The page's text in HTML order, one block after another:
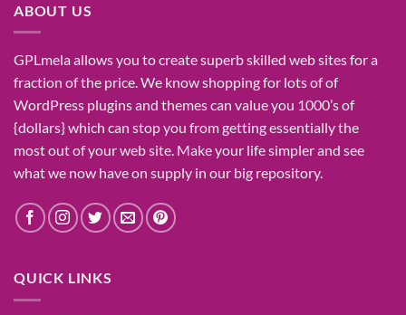
ABOUT US
GPLmelaallows you tocreatesuperbskilled web sitesfor a
fraction ofthe price. We knowshopping for lots ofof
WordPress plugins and themes can valueyou 1000’sof
{dollars}which can stopyou from gettingessentially the
mostout of yourweb site. Make your lifesimplerand see
whatwe now haveon supply in our big repository.
QUICK LINKS